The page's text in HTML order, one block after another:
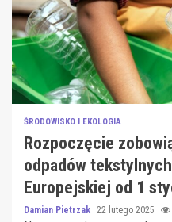
ŚRODOWISKO I EKOLOGIA
Rozpoczęcie
odpadów
Europejskiej od 1
Damian Pietrzak 22 lutego 2025